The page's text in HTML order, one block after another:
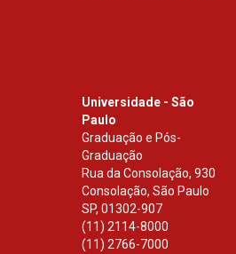
Universidade - São
Paulo
Graduação e Pós-
Graduação
Rua da Consolação, 930
Consolação, São Paulo
SP, 01302-907
(11) 2114-8000
(11) 2766-7000